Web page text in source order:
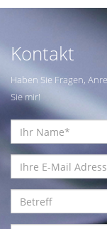
Kontakt
Haben Sie Fragen,
Sie mir!